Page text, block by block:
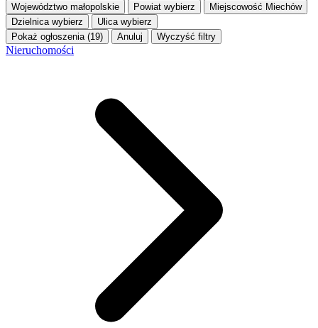
Województwo małopolskie Powiat wybierz Miejscowość Miechów
Dzielnica wybierz Ulica wybierz
Pokaż ogłoszenia (19)
Anuluj Wyczyść filtry
Nieruchomości